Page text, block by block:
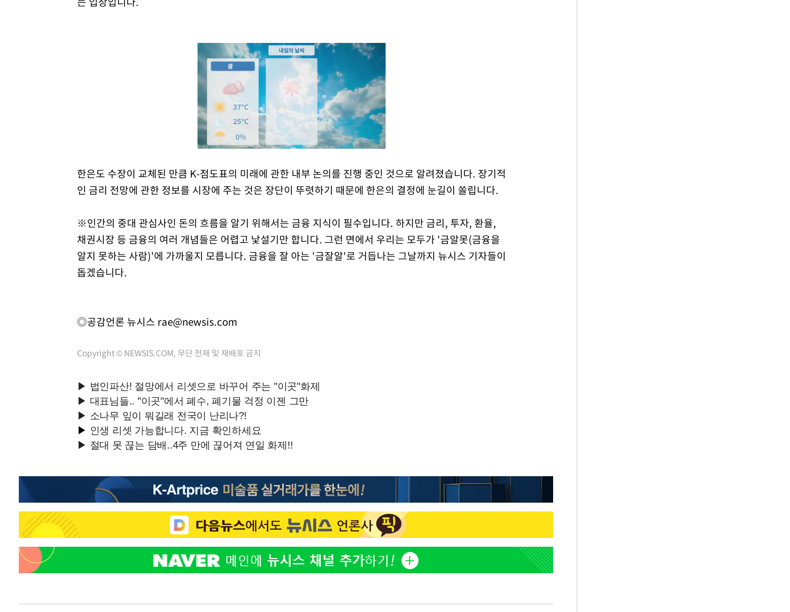
Mute
한은도 수장이 교체된 만큼 K-점도표의 미래에 관한 내부 논의를 진행 중인 것으로 알려졌습니다. 장기적
인 금리 전망에 관한 정보를 시장에 주는 것은 장단이 뚜렷하기 때문에 한은의 결정에 눈길이 쏠립니다.
※인간의 중대 관심사인 돈의 흐름을 알기 위해서는 금융 지식이 필수입니다. 하지만 금리, 투자, 환율,
채권시장 등 금융의 여러 개념들은 어렵고 낯설기만 합니다. 그런 면에서 우리는 모두가 '금알못(금융을
알지 못하는 사람)'에 가까울지 모릅니다. 금융을 잘 아는 '금잘알'로 거듭나는 그날까지 뉴시스 기자들이
돕겠습니다.
◎공감언론 뉴시스 rae@newsis.com
Copyright © NEWSIS.COM, 무단 전재 및 재배포 금지